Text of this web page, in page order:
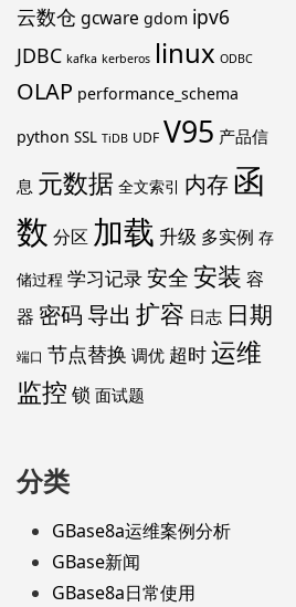
云数仓 gcware gdom ipv6
JDBC kafka kerberos linux ODBC
OLAP performance_schema
python SSL TiDB UDF V95 产品信
息 元数据 全文索引 内存函
数 分区 加载 升级 多实例 存
储过程 学习记录安全安装 容
器 密码 导出 扩容 日志 日期
端口 节点替换 调优 超时运维
监控 锁 面试题
分类
GBase8a运维案例分析
GBase新闻
GBase8a日常使用